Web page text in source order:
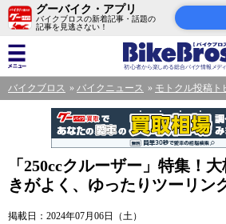
グーバイク・アプリ
バイクブロスの新着記事・話題の
記事を見逃さない！
バイクブロス バイクニュース モトクル投稿ト
「250ccクルーザー」特集！
きがよく、ゆったりツーリン
掲載日：2024年07月06日（土）